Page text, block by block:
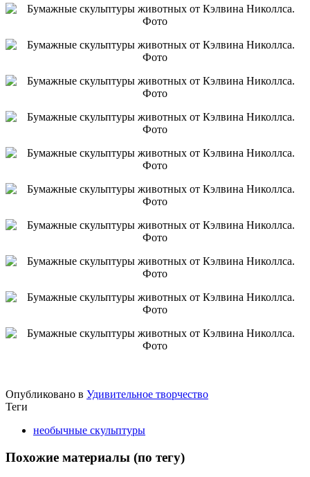
Опубликовано в Удивительное творчество
Теги
необычные скульптуры
Похожие материалы (по тегу)